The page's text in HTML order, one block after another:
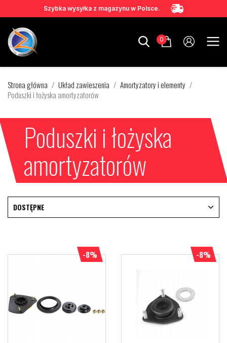
Szybka wysyłka z magazynu w Polsce.
0
Strona główna Układ zawieszenia
Amortyzatory i elementy
Poduszki i łożyska amortyzatorów
Poduszki i łożyska
amortyzatorów
DOSTĘPNE
-8% -8%